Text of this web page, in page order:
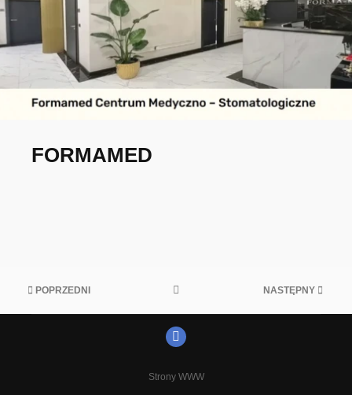
FORMAMED
POPRZEDNI NASTĘPNY
Strony WWW